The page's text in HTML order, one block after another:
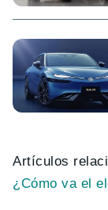
Artículos
¿Cómo va el